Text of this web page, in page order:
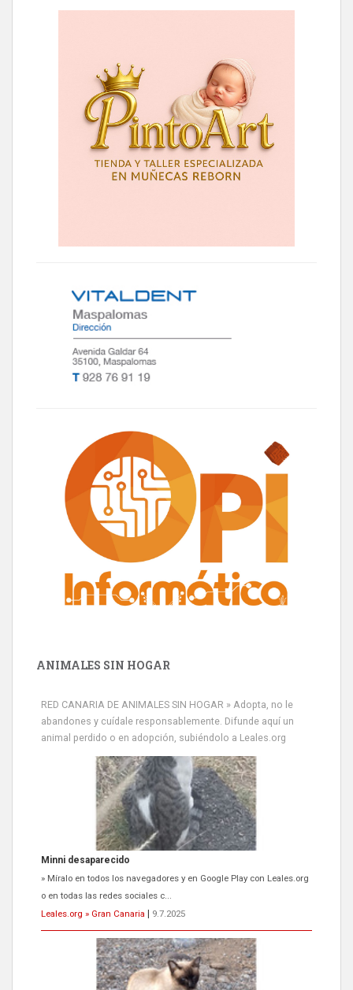
ANIMALES SIN HOGAR
RED CANARIA DE ANIMALES SIN HOGAR » Adopta, no le
abandones y cuídale responsablemente. Difunde aquí un
animal perdido o en adopción, subiéndolo a Leales.org
Minni desaparecido
» Míralo en todos los navegadores y en Google Play con Leales.org
o en todas las redes sociales c...
Leales.org » Gran Canaria
9.7.2025